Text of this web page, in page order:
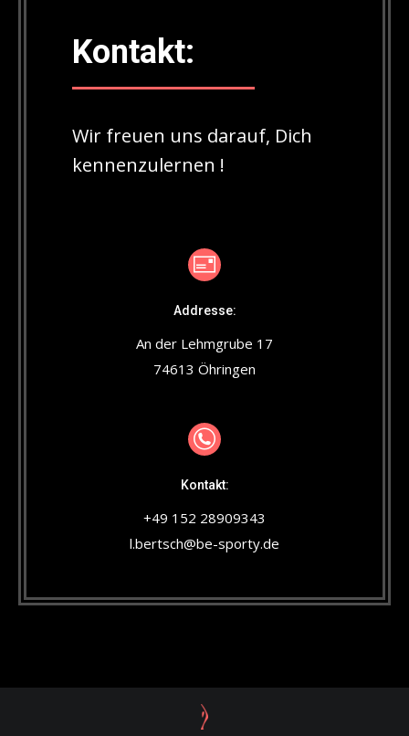
Kontakt:
Wir freuen uns darauf, Dich
kennenzulernen !
Addresse:
An der Lehmgrube 17
74613 Öhringen
Kontakt:
+49 152 28909343
l.bertsch@be-sporty.de